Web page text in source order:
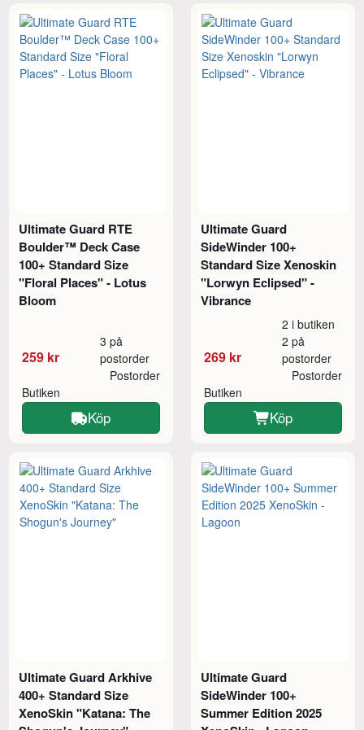
Ultimate Guard RTE
Boulder™ Deck Case
100+ Standard Size
"Floral Places" - Lotus
Bloom
259 kr
3 på
postorder
Butiken
Postorder
Köp
Ultimate Guard
SideWinder 100+
Standard Size Xenoskin
"Lorwyn Eclipsed" -
Vibrance
269 kr
2 i butiken
2 på
postorder
Butiken
Postorder
Köp
Ultimate Guard Arkhive
400+ Standard Size
XenoSkin "Katana: The
Ultimate Guard
SideWinder 100+
Summer Edition 2025